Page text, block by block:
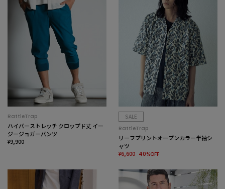
RattleTrap
ハイパーストレッチ クロップド丈 イー
ジージョガーパンツ
¥9,900
SALE
RattleTrap
リーフプリントオープンカラー半袖シ
ャツ
¥6,600 40%OFF